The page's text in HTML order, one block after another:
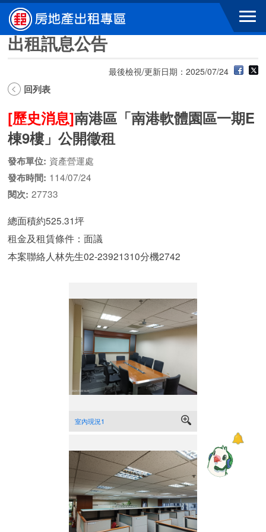
跳到主要內容區塊
出租訊息公告
最後檢視/更新日期：2025/07/24
回列表
[歷史消息]南港區「南港軟體園區一期E
棟9樓」公開徵租
發布單位: 資產營運處
發布時間: 114/07/24
閱次: 27733
總面積約525.31坪
租金及租賃條件：面議
本案聯絡人林先生02-23921310分機2742
室內現況1